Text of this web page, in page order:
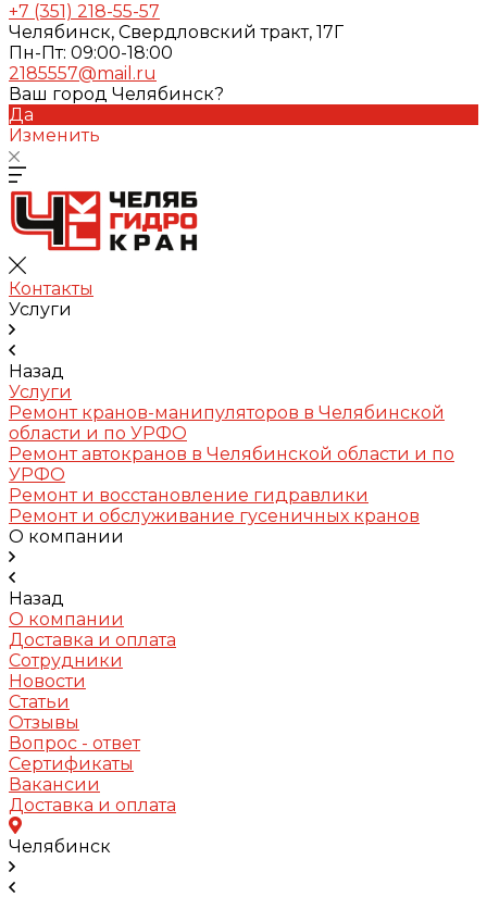
+7 (351) 218-55-57
Челябинск, Свердловский тракт, 17Г
Пн-Пт: 09:00-18:00
2185557@mail.ru
Ваш город Челябинск?
Да
Изменить
Контакты
Услуги
Назад
Услуги
Ремонт кранов-манипуляторов в Челябинской
области и по УРФО
Ремонт автокранов в Челябинской области и по
УРФО
Ремонт и восстановление гидравлики
Ремонт и обслуживание гусеничных кранов
О компании
Назад
О компании
Доставка и оплата
Сотрудники
Новости
Статьи
Отзывы
Вопрос - ответ
Сертификаты
Вакансии
Доставка и оплата
Челябинск